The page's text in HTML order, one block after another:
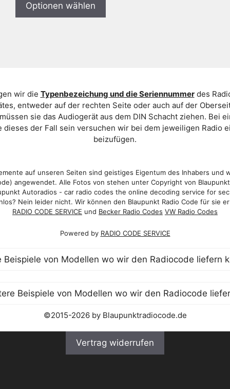
Optionen wählen
wir die Typenbezeichung und die Seriennummerdes
entweder auf der rechten Seite oder auch auf der
sie das Audiogerät aus dem DIN Schacht ziehen. Bei
der Fall sein versuchen wir bei dem jeweiligen Radio
beizufügen.
auf unseren Seiten sind geistiges Eigentum des Inhabers und
angewendet. Alle Fotos von stehen unter Copyright von
Autoradios - car radio codes the online decoding service for
Nein leider nicht. Wir können den Blaupunkt Radio Code für sie
RADIO CODE SERVICE und Becker Radio Codes VW Radio Codes
Powered by RADIO CODE SERVICE
©2015-2026 by Blaupunktradiocode.de
Vertrag widerrufen